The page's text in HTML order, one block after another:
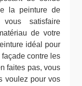
la peinture de
satisfaire
de votre
idéal pour
contre les
faites pas, vous
voulez pour vos